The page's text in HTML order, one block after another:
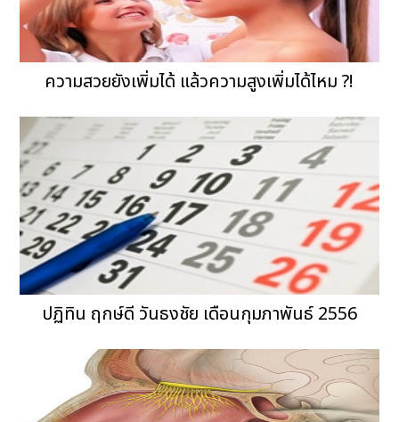
ความสวยยังเพิ่มได้ แล้วความสูงเพิ่มได้ไหม ?!
ปฏิทิน ฤกษ์ดี วันธงชัย เดือนกุมภาพันธ์ 2556